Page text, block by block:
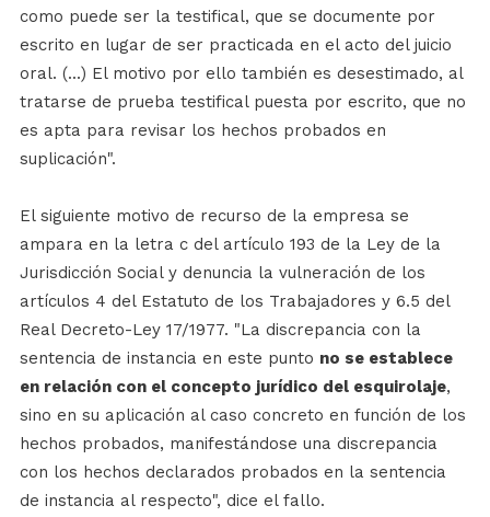
como puede ser la testifical, que se documente por
escrito en lugar de ser practicada en el acto del juicio
oral. (...) El motivo por ello también es desestimado, al
tratarse de prueba testifical puesta por escrito, que no
es apta para revisar los hechos probados en
suplicación".
El siguiente motivo de recurso de la empresa se
ampara en la letra c del artículo 193 de la Ley de la
Jurisdicción Social y denuncia la vulneración de los
artículos 4 del Estatuto de los Trabajadores y 6.5 del
Real Decreto-Ley 17/1977. "La discrepancia con la
sentencia de instancia en este punto no se establece
en relación con el concepto jurídico del esquirolaje,
sino en su aplicación al caso concreto en función de los
hechos probados, manifestándose una discrepancia
con los hechos declarados probados en la sentencia
de instancia al respecto", dice el fallo.